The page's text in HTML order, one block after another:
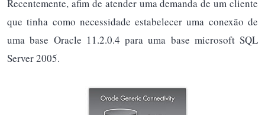
Recentemente, afim de atender uma demanda de um cliente
que tinha como necessidade estabelecer uma conexão de
uma base Oracle 11.2.0.4 para uma base microsoft SQL
Server 2005.